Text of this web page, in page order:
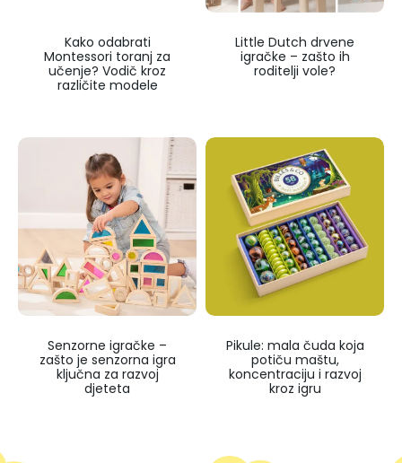
Kako odabrati
Montessori toranj za
učenje? Vodič kroz
različite modele
Little Dutch drvene
igračke – zašto ih
roditelji vole?
Senzorne igračke –
zašto je senzorna igra
ključna za razvoj
djeteta
Pikule: mala čuda koja
potiču maštu,
koncentraciju i razvoj
kroz igru